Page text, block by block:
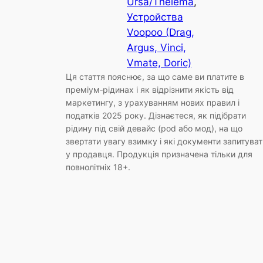
Устройства
Voopoo (Drag,
Argus, Vinci,
Vmate, Doric)
Ця стаття пояснює, за що саме ви платите в
преміум‑рідинах і як відрізнити якість від
маркетингу, з урахуванням нових правил і
податків 2025 року. Дізнаєтеся, як підібрати
рідину під свій девайс (pod або мод), на що
звертати увагу взимку і які документи
у продавця. Продукція призначена тільки для
повнолітніх 18+.